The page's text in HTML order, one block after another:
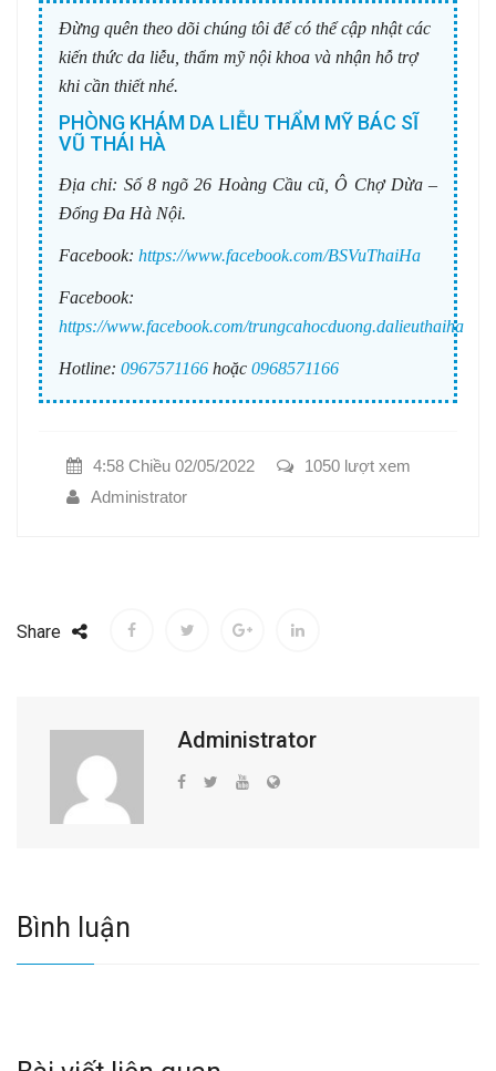
Đừng quên theo dõi chúng tôi để có thể cập nhật các
kiến thức da liễu, thẩm mỹ nội khoa và nhận hỗ trợ
khi cần thiết nhé.
PHÒNG KHÁM DA LIỄU THẨM MỸ BÁC SĨ
VŨ THÁI HÀ
Địa chỉ: Số 8 ngõ 26 Hoàng Cầu cũ, Ô Chợ Dừa –
Đống Đa Hà Nội.
Facebook: https://www.facebook.com/BSVuThaiHa
Facebook:
https://www.facebook.com/trungcahocduong.dalieuthaiha
Hotline: 0967571166 hoặc 0968571166
4:58 Chiều 02/05/2022
1050 lượt xem
Administrator
Share
Administrator
Bình luận